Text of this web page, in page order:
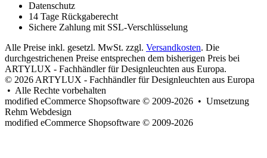
Datenschutz
14 Tage Rückgaberecht
Sichere Zahlung mit SSL-Verschlüsselung
Alle Preise inkl. gesetzl. MwSt. zzgl. Versandkosten. Die
durchgestrichenen Preise entsprechen dem bisherigen Preis bei
ARTYLUX - Fachhändler für Designleuchten aus Europa.
© 2026 ARTYLUX - Fachhändler für Designleuchten aus Europa
• Alle Rechte vorbehalten
modified eCommerce Shopsoftware © 2009-2026 • Umsetzung
Rehm Webdesign
modified eCommerce Shopsoftware © 2009-2026